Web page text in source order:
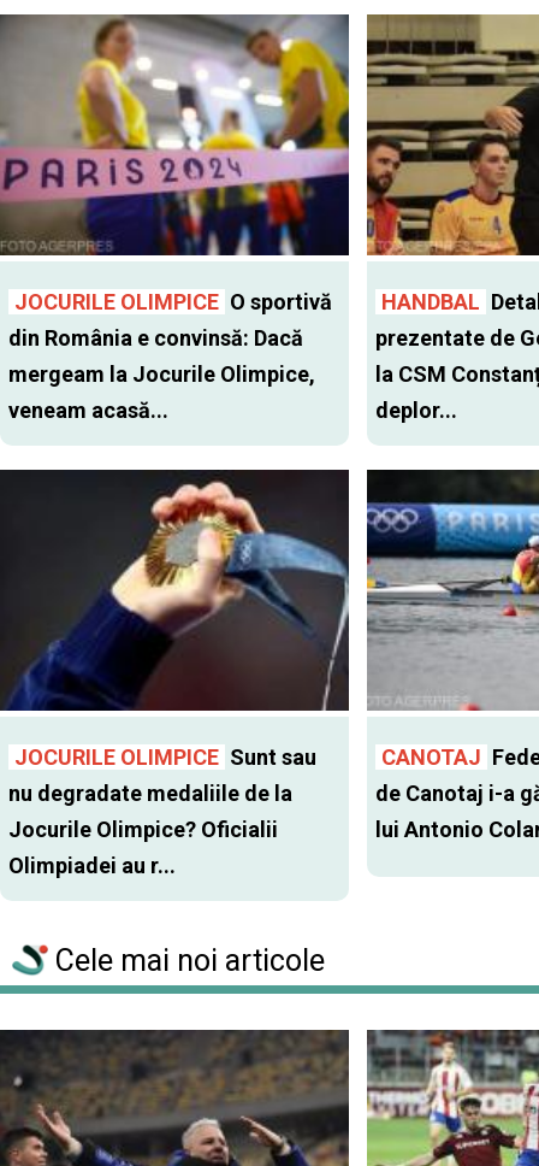
JOCURILE OLIMPICE O sportivă
din România e convinsă: Dacă
mergeam la Jocurile Olimpice,
veneam acasă...
HANDBAL
prezentate de
la CSM
deplor...
JOCURILE OLIMPICE Sunt sau
nu degradate medaliile de la
Jocurile Olimpice? Oficialii
Olimpiadei au r...
CANOTAJ
de Canotaj i-a
lui Antonio
Cele mai noi articole